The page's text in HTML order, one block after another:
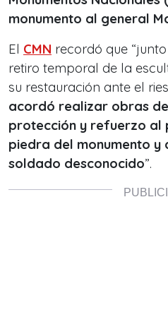
monumento al general
El CMN recordó que
retiro temporal de la
su restauración ante el
acordó realizar obras
protección y refuerzo al
piedra del monumento y
soldado desconocido”.